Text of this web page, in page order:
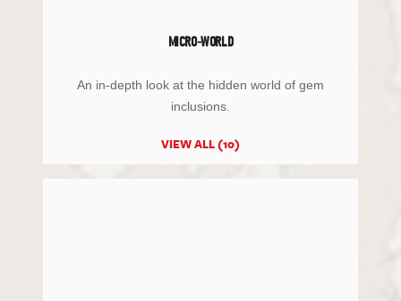
MICRO-WORLD
An in-depth look at the hidden world of gem
inclusions.
VIEW ALL (10)